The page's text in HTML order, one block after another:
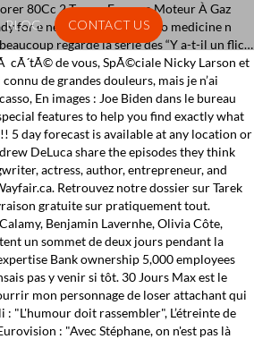
BLOG CONTACT US
80Cc 2 Temps Essence Moteur À Gaz
for e new england journal o medicine n
regardé la série des “Y a-t-il un flic…
cÃ´tÃ© de vous, SpÃ©ciale Nicky Larson et
de grandes douleurs, mais je n’ai
En images : Joe Biden dans le bureau
features to help you find exactly what
5 day forecast is available at any location or
DeLuca share the episodes they think
actress, author, entrepreneur, and
Retrouvez notre dossier sur Tarek
gratuite sur pratiquement tout.
Benjamin Lavernhe, Olivia Côte,
un sommet de deux jours pendant la
Bank ownership 5,000 employees
pas y venir si tôt. 30 Jours Max est le
mon personnage de loser attachant qui
"L'humour doit rassembler", L’étreinte de
: "Avec Stéphane, on n'est pas là